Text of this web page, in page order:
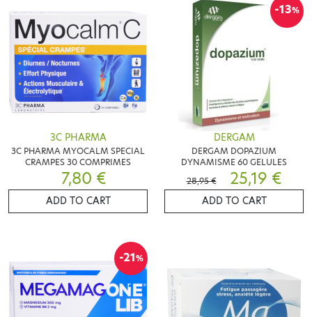
3C PHARMA
3C PHARMA MYOCALM SPECIAL
CRAMPES 30 COMPRIMES
7,80 €
ADD TO CART
-13%
DERGAM
DERGAM DOPAZIUM
DYNAMISME 60 GELULES
28,95 €
25,19 €
ADD TO CART
-21%